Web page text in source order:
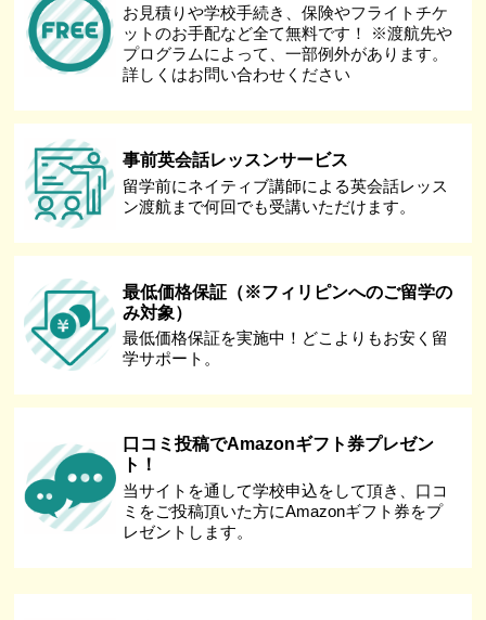
お見積りや学校手続き、保険やフライトチケ
ットのお手配など全て無料です！ ※渡航先や
プログラムによって、一部例外があります。
詳しくはお問い合わせください
事前英会話レッスンサービス
留学前にネイティブ講師による英会話レッス
ン渡航まで何回でも受講いただけます。
最低価格保証（※フィリピンへのご留学の
み対象）
最低価格保証を実施中！どこよりもお安く留
学サポート。
口コミ投稿でAmazonギフト券プレゼン
ト！
当サイトを通して学校申込をして頂き、口コ
ミをご投稿頂いた方にAmazonギフト券をプ
レゼントします。